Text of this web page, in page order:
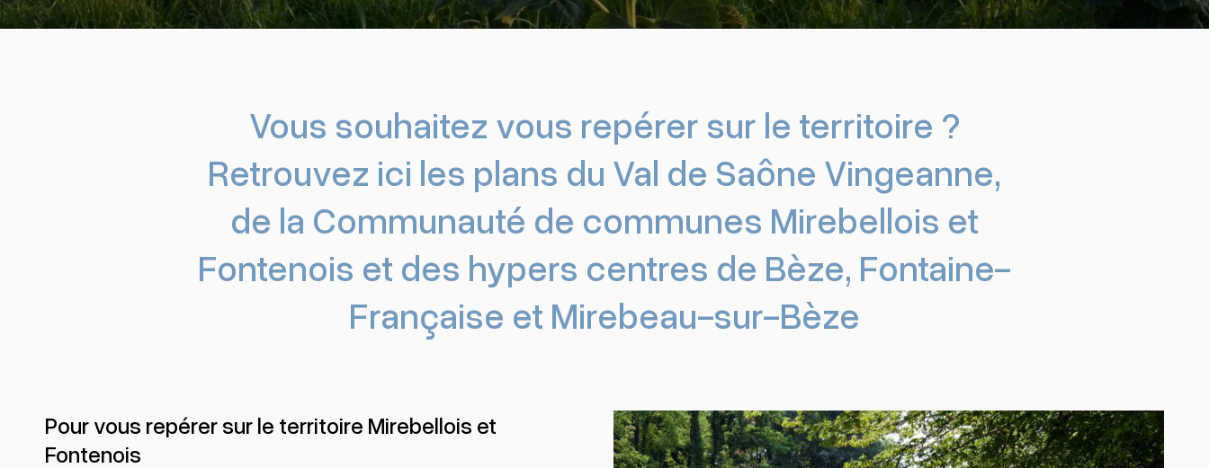
Vous souhaitez vous repérer sur le territoire ?
Retrouvez ici les plans du Val de Saône Vingeanne,
de la Communauté de communes Mirebellois et
Fontenois et des hypers centres de Bèze, Fontaine-
Française et Mirebeau-sur-Bèze
Pour vous repérer sur le territoire Mirebellois et
Fontenois